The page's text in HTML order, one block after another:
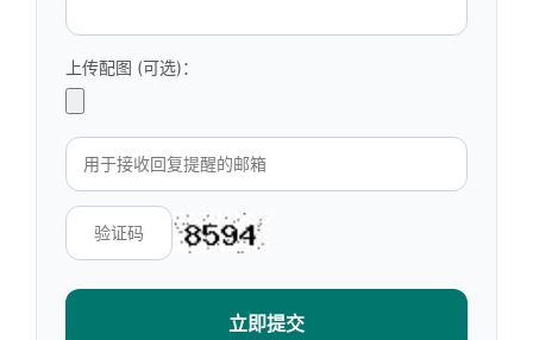
上传配图 (可选)：
立即提交